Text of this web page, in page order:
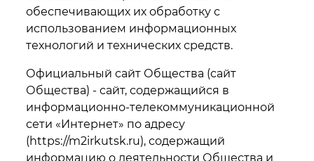
обеспечивающих их обработку с
использованием информационных
технологий и технических средств.
Официальный сайт Общества (сайт
Общества) - сайт, содержащийся в
информационно-телекоммуникационной
сети «Интернет» по адресу
(https://m2irkutsk.ru), содержащий
информацию о деятельности Общества и